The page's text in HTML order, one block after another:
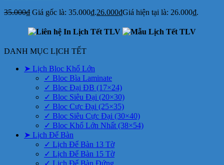
35.000₫ Giá gốc là: 35.000₫.26.000₫Giá hiện tại là: 26.000₫.
DANH MỤC LỊCH TẾT
➤ Lịch Bloc Khổ Lớn
✓ Bloc Bìa Laminate
✓ Bloc Đại ĐB (17×24)
✓ Bloc Siêu Đại (20×30)
✓ Bloc Cực Đại (25×35)
✓ Bloc Siêu Cực Đại (30×40)
✓ Bloc Khổ Lớn Nhất (38×54)
➤ Lịch Để Bàn
✓ Lịch Để Bàn 13 Tờ
✓ Lịch Để Bàn 15 Tờ